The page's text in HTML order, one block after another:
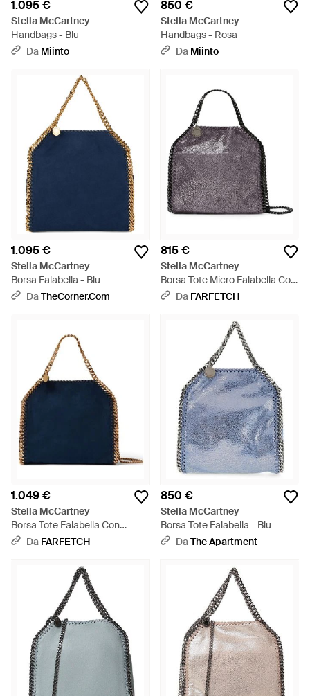
1.095 €
Stella McCartney
Handbags - Blu
Da Miinto
850 €
Stella McCartney
Handbags - Rosa
Da Miinto
1.095 €
Stella McCartney
Borsa Falabella - Blu
DaTheCorner.com
815 €
Stella McCartney
Borsa Tote Micro Falabella Con
Catena - Viola
Da FARFETCH
1.049 €
Stella McCartney
Borsa Tote Falabella Con
Finiture A Catena - Blu
Da FARFETCH
850 €
Stella McCartney
Borsa Tote Falabella - Blu
DaThe Apartment